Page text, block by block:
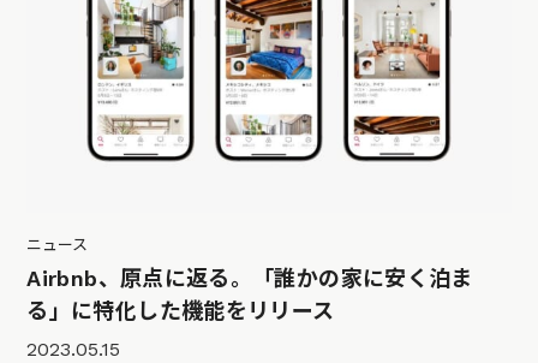
ニュース
Airbnb、原点に返る。「誰かの家に安く泊ま
る」に特化した機能をリリース
2023.05.15